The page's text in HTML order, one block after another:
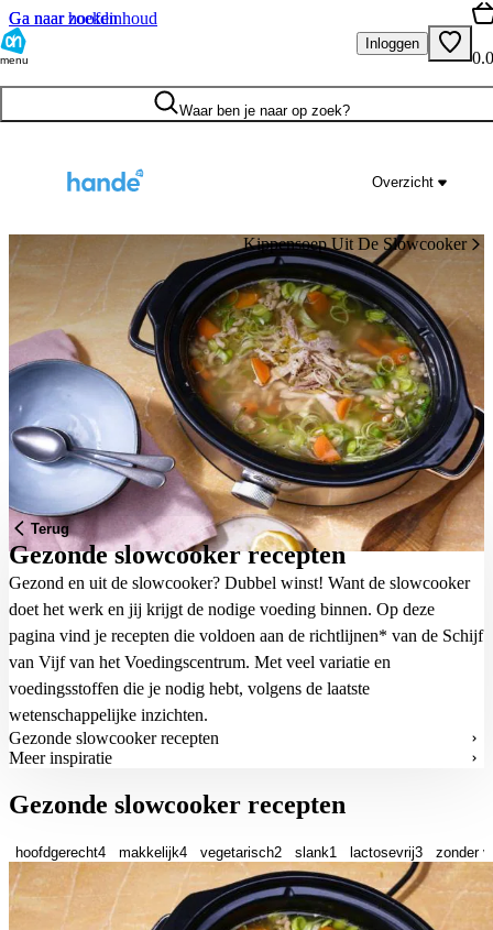
Ga naar hoofdinhoud
Ga naar zoeken
menu
Inloggen
Waar ben je naar op zoek?
Overzicht
Kippensoep Uit De Slowcooker
Terug
Gezonde slowcooker recepten
Gezond en uit de slowcooker? Dubbel winst! Want de slowcooker
doet het werk en jij krijgt de nodige voeding binnen. Op deze
pagina vind je recepten die voldoen aan de richtlijnen* van de Schijf
van Vijf van het Voedingscentrum. Met veel variatie en
voedingsstoffen die je nodig hebt, volgens de laatste
wetenschappelijke inzichten.
Gezonde slowcooker recepten
Meer inspiratie
Gezonde slowcooker recepten
hoofdgerecht4 makkelijk4 vegetarisch2 slank1 lactosevrij3 zonder